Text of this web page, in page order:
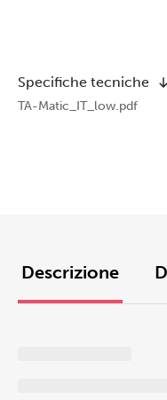
Specifiche tecniche
TA-Matic_IT_low.pdf
Descrizione